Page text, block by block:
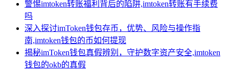
警惕imtoken转账福利背后的陷阱,imtoken转账有手续费
吗
深入探讨imToken钱包存币，优势、风险与操作指
南,imtoken钱包的币如何提现
揭秘imToken钱包真假辨别，守护数字资产安全,imtoken
钱包的okb的真假